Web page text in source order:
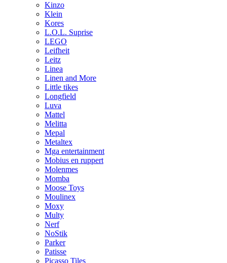
Kinzo
Klein
Kores
L.O.L. Suprise
LEGO
Leifheit
Leitz
Linea
Linen and More
Little tikes
Longfield
Luva
Mattel
Melitta
Mepal
Metaltex
Mga entertainment
Mobius en ruppert
Molenmes
Momba
Moose Toys
Moulinex
Moxy
Multy
Nerf
NoStik
Parker
Patisse
Picasso Tiles